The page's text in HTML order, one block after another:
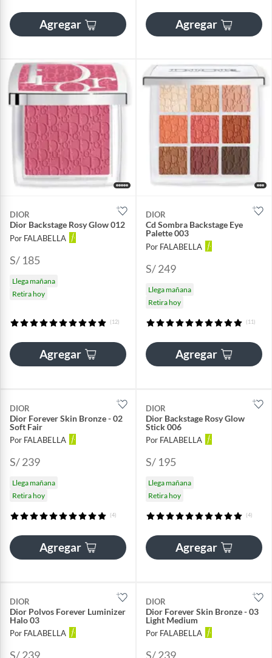
Agregar Agregar
DIOR
Dior Backstage Rosy Glow 012
Por FALABELLA
S/ 185
Llega mañana
Retira hoy
(12)
Agregar
DIOR
Cd Sombra Backstage Eye
Palette 003
Por FALABELLA
S/ 249
Llega mañana
Retira hoy
(11)
Agregar
DIOR
Dior Forever Skin Bronze - 02
Soft Fair
Por FALABELLA
S/ 239
Llega mañana
Retira hoy
(4)
Agregar
DIOR
Dior Backstage Rosy Glow
Stick 006
Por FALABELLA
S/ 195
Llega mañana
Retira hoy
(4)
Agregar
DIOR
Dior Polvos Forever Luminizer
Halo 03
Por FALABELLA
S/ 239
DIOR
Dior Forever Skin Bronze - 03
Light Medium
Por FALABELLA
S/ 239